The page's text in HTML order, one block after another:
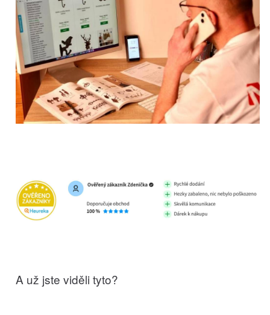
A už jste viděli tyto?